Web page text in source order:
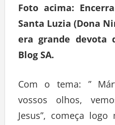
Foto acima:
Santa Luzia (Dona
era grande devota
Blog SA.
Com o tema: ”
vossos olhos,
Jesus”, começa